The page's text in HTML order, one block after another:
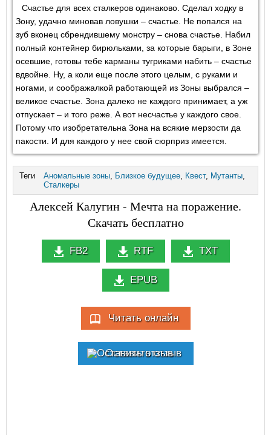
Счастье для всех сталкеров одинаково. Сделал ходку в
Зону, удачно миновав ловушки – счастье. Не попался на
зуб вконец сбрендившему монстру – снова счастье. Набил
полный контейнер бирюльками, за которые барыги, в Зоне
осевшие, готовы тебе карманы тугриками набить – счастье
вдвойне. Ну, а коли еще после этого целым, с руками и
ногами, и соображалкой работающей из Зоны выбрался –
великое счастье. Зона далеко не каждого принимает, а уж
отпускает – и того реже. А вот несчастье у каждого свое.
Потому что изобретательна Зона на всякие мерзости да
пакости. И для каждого у нее свой сюрприз имеется.
Теги Аномальные зоны, Близкое будущее, Квест, Мутанты,
Сталкеры
Алексей Калугин - Мечта на поражение.
Скачать бесплатно
FB2 RTF TXT
EPUB
Читать онлайн
Оставить отзыв